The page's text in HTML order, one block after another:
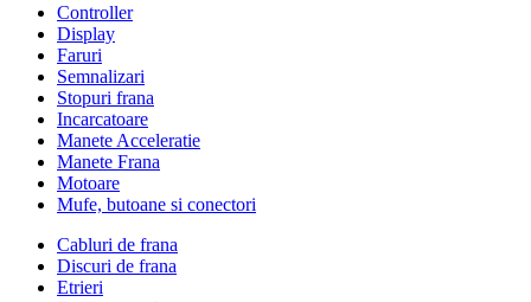
Controller
Display
Faruri
Semnalizari
Stopuri frana
Incarcatoare
Manete Acceleratie
Manete Frana
Motoare
Mufe, butoane si conectori
Cabluri de frana
Discuri de frana
Etrieri